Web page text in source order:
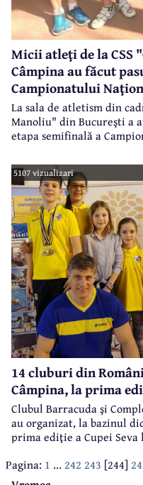
Micii atleţi de la
Câmpina au făcut
Campionatului
La sala de atletism din
Manoliu" din Bucureşti a
etapa semifinală a
Bacău, iar finala este
30-31 martie. CSS
reprezentat la această
făcând pasul spre finală.
5107 vizualizari
14 cluburi din
Câmpina, la prima
Clubul Barracuda şi
au organizat, la bazinul
prima ediţie a Cupei
România, iar
Pagina: 1 ... 242 243 [244]